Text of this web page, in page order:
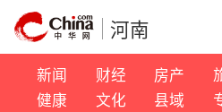
河南
新闻 财经 房产
健康
文化 县域